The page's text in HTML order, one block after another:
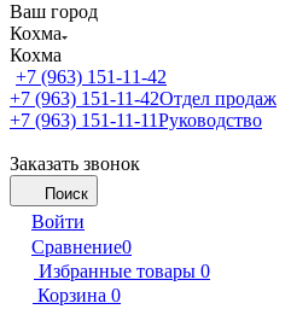
Ваш город
Кохма
Кохма
+7 (963) 151-11-42
+7 (963) 151-11-42Отдел продаж
+7 (963) 151-11-11Руководство
Заказать звонок
Поиск
Войти
Сравнение0
Избранные товары 0
Корзина 0